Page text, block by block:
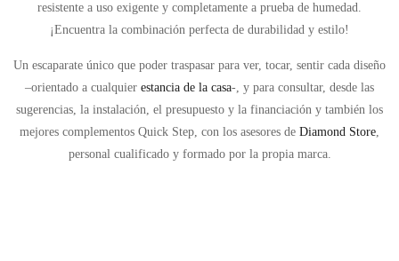
resistente a uso exigente y completamente a prueba de humedad.
¡Encuentra la combinación perfecta de durabilidad y estilo!
Un escaparate único que poder traspasar para ver, tocar, sentir cada diseño
–orientado a cualquier estancia de la casa-, y para consultar, desde las
sugerencias, la instalación, el presupuesto y la financiación y también los
mejores complementos Quick Step, con los asesores de Diamond Store,
personal cualificado y formado por la propia marca.